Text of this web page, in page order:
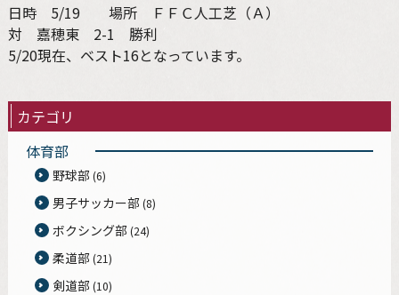
日時 5/19 場所 ＦＦＣ人工芝（Ａ）
対 嘉穂東 2-1 勝利
5/20現在、ベスト16となっています。
カテゴリ
体育部
野球部 (6)
男子サッカー部 (8)
ボクシング部 (24)
柔道部 (21)
剣道部 (10)